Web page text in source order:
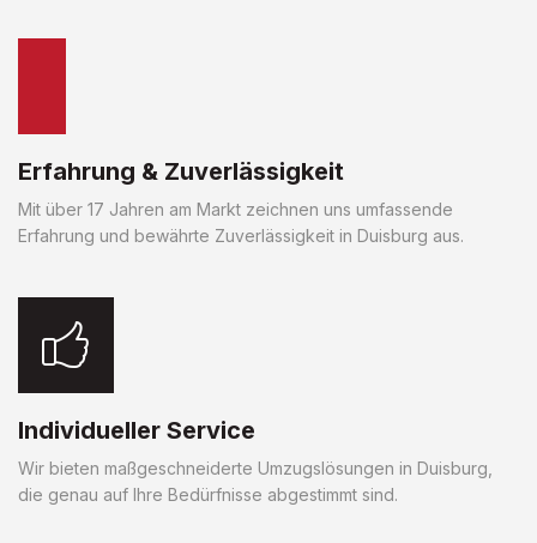
Erfahrung & Zuverlässigkeit
Mit über 17 Jahren am Markt zeichnen uns umfassende
Erfahrung und bewährte Zuverlässigkeit in Duisburg aus.
Individueller Service
Wir bieten maßgeschneiderte Umzugslösungen in Duisburg,
die genau auf Ihre Bedürfnisse abgestimmt sind.